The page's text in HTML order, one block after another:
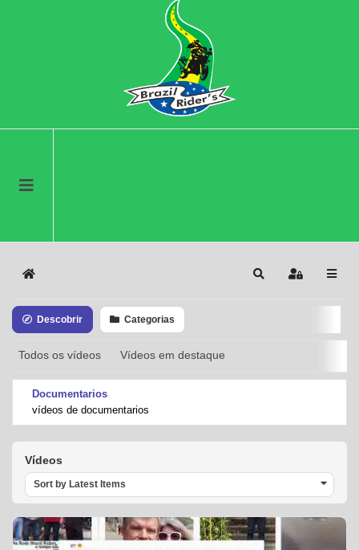
Home SearchSign In
Descobrir Categorias
Todos os vídeos Vídeos em destaque
Documentarios
vídeos de documentarios
Vídeos
Sort by Latest Items